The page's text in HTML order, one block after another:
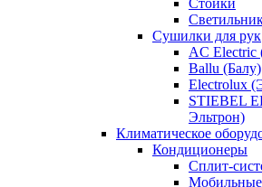
Стойки
Сушилки для рук
AC
Ballu (Балу)
Electrolux
STIEBEL
Эльтрон)
Климатическое
Кондиционеры
Сплит-